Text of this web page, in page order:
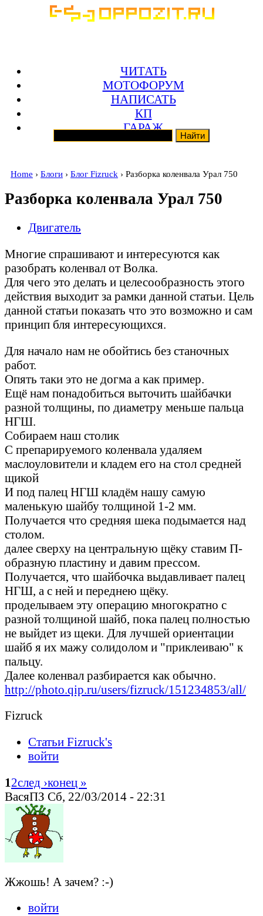
ЧИТАТЬ
МОТОФОРУМ
НАПИСАТЬ
КП
ГАРАЖ
Home › Блоги › Блог Fizruck › Разборка коленвала Урал 750
Разборка коленвала Урал 750
Двигатель
Многие спрашивают и интересуются как
разобрать коленвал от Волка.
Для чего это делать и целесообразность этого
действия выходит за рамки данной статьи. Цель
данной статьи показать что это возможно и сам
принцип бля интересующихся.
Для начало нам не обойтись без станочных
работ.
Опять таки это не догма а как пример.
Ещё нам понадобиться выточить шайбачки
разной толщины, по диаметру меньше пальца
НГШ.
Собираем наш столик
С препарируемого коленвала удаляем
маслоуловители и кладем его на стол средней
щикой
И под палец НГШ кладём нашу самую
маленькую шайбу толщиной 1-2 мм.
Получается что средняя шека подымается над
столом.
далее сверху на центральную щёку ставим П-
образную пластину и давим прессом.
Получается, что шайбочка выдавливает палец
НГШ, а с ней и переднею щёку.
проделываем эту операцию многократно с
разной толщиной шайб, пока палец полностью
не выйдет из щеки. Для лучшей ориентации
шайб я их мажу солидолом и "приклеиваю" к
пальцу.
Далее коленвал разбирается как обычно.
http://photo.qip.ru/users/fizruck/151234853/all/
Fizruck
Статьи Fizruck's
войти
12след ›конец »
ВасяПЗ Сб, 22/03/2014 - 22:31
Жжошь! А зачем? :-)
войти